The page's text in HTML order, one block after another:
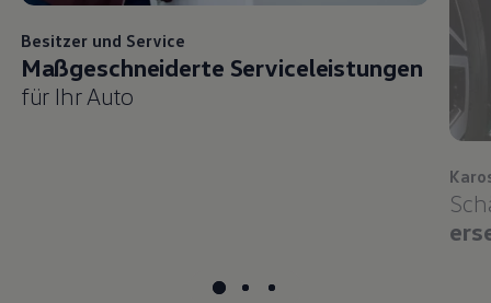
Besitzer und Service
Maßgeschneiderte Serviceleistungen
für Ihr Auto